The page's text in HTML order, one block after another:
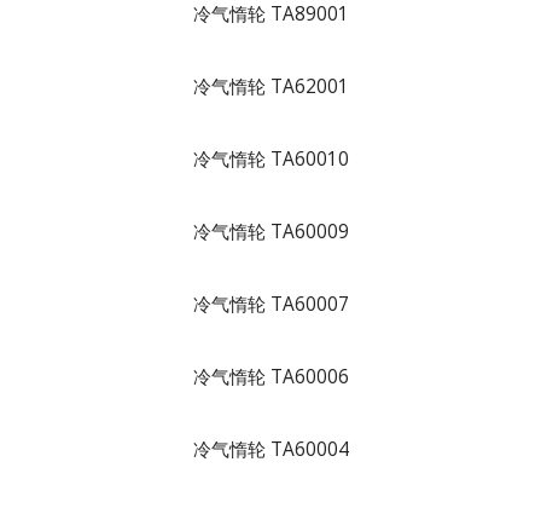
冷气惰轮 TA89001
冷气惰轮 TA62001
冷气惰轮 TA60010
冷气惰轮 TA60009
冷气惰轮 TA60007
冷气惰轮 TA60006
冷气惰轮 TA60004